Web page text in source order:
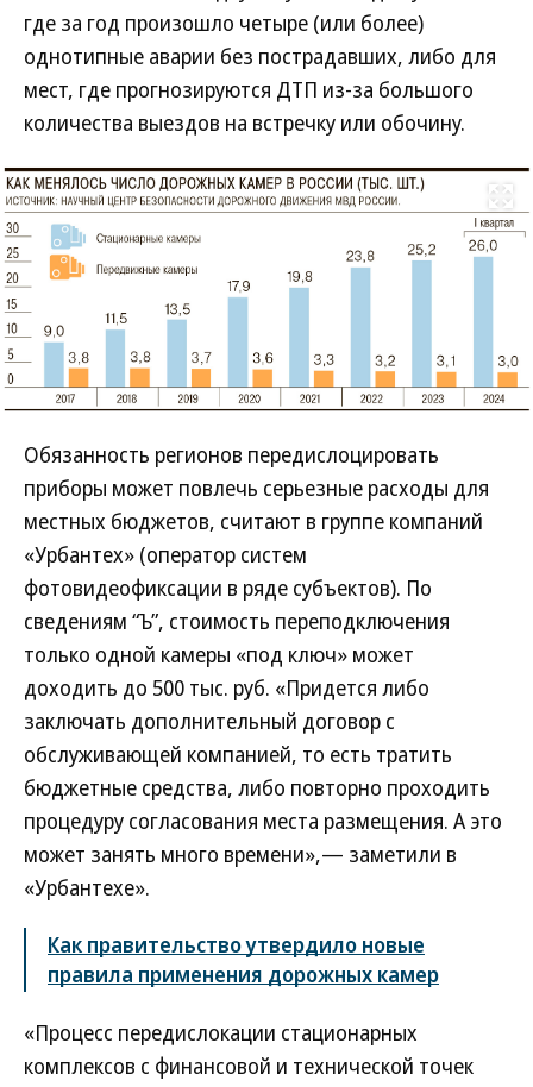
где за год произошло четыре (или более)
однотипные аварии без пострадавших, либо для
мест, где прогнозируются ДТП из-за большого
количества выездов на встречку или обочину.
Развернуть
Обязанность регионов передислоцировать
приборы может повлечь серьезные расходы для
местных бюджетов, считают в группе компаний
«Урбантех» (оператор систем
фотовидеофиксации в ряде субъектов). По
сведениям “Ъ”, стоимость переподключения
только одной камеры «под ключ» может
доходить до 500 тыс. руб. «Придется либо
заключать дополнительный договор с
обслуживающей компанией, то есть тратить
бюджетные средства, либо повторно проходить
процедуру согласования места размещения. А это
может занять много времени»,— заметили в
«Урбантехе».
Как правительство утвердило новые
правила применения дорожных камер
«Процесс передислокации стационарных
комплексов с финансовой и технической точек